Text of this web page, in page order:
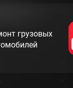
грузовых